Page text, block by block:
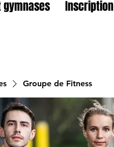
Inscription
Groupe de Fitness